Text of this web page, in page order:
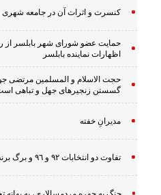
کنسرت و اثرات آن در جامعه شهری
حمایت عضو شورای شهر بابلسر از
اظهارات نماینده بابلسر
حجت الاسلام و المسلمین مرتضی
گسستن زنجیرهاى جهل و تباهى
مدیرانِ خفته
تفاوت دو انتخابات ٩٢ و ٩٦ و برگ برنده